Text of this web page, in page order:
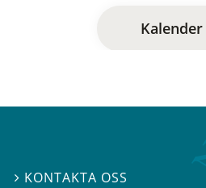
Kalender
 KONTAKTA OSS